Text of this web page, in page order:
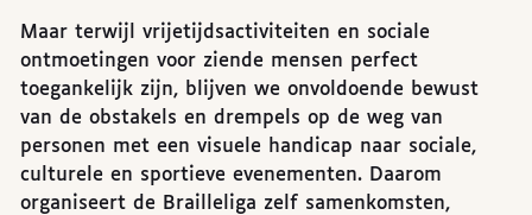
Maar terwijl vrijetijdsactiviteiten en sociale
ontmoetingen voor ziende mensen perfect
toegankelijk zijn, blijven we onvoldoende bewust
van de obstakels en drempels op de weg van
personen met een visuele handicap naar sociale,
culturele en sportieve evenementen. Daarom
organiseert de Brailleliga zelf samenkomsten,